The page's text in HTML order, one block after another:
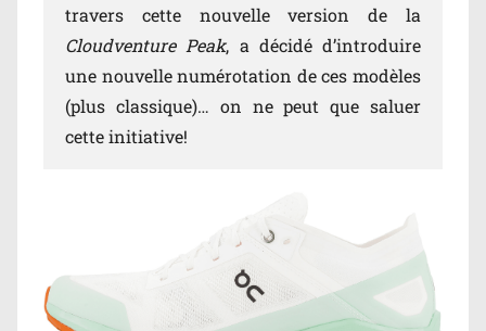
travers cette nouvelle version de la
Cloudventure Peak, a décidé d’introduire
une nouvelle numérotation de ces modèles
(plus classique)… on ne peut que saluer
cette initiative!